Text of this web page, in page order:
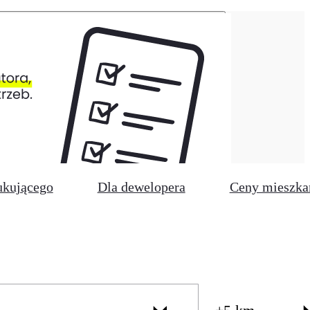
Dla dewelopera Ceny